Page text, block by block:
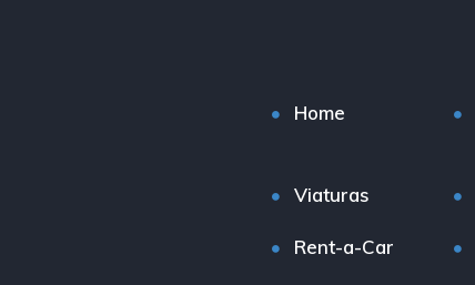
Home
Viaturas
Rent-a-Car